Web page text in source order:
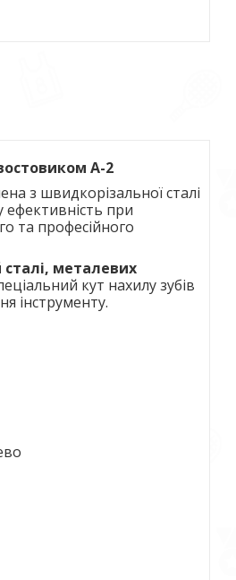
A-2
з швидкорізальної сталі
ефективність при
та професійного
сталі, металевих
кут нахилу зубів
інструменту.